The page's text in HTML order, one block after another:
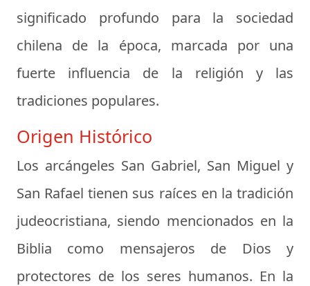
significado profundo para la sociedad
chilena de la época, marcada por una
fuerte influencia de la religión y las
tradiciones populares.
Origen Histórico
Los arcángeles San Gabriel, San Miguel y
San Rafael tienen sus raíces en la tradición
judeocristiana, siendo mencionados en la
Biblia como mensajeros de Dios y
protectores de los seres humanos. En la